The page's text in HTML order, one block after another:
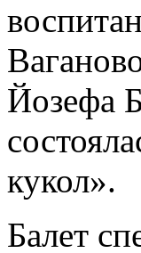
Йозефа
кукол».
Балет